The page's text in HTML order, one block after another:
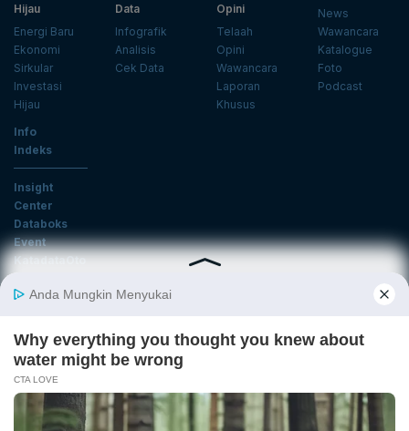
Hijau
Energi Baru
Ekonomi
Sirkular
Investasi
Hijau
Data
Infografik
Analisis
Cek Data
Opini
Telaah
Opini
Wawancara
Laporan
Khusus
News
Wawancara
Katalogue
Foto
Podcast
Info
Indeks
Insight
Center
Databoks
Event
KatadataOto
Email
Daftar